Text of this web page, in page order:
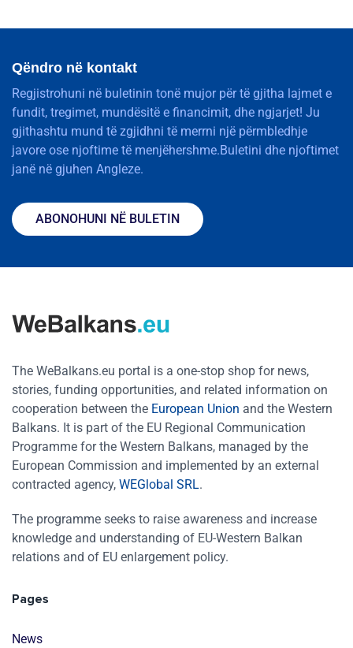
Qëndro në kontakt
Regjistrohuni në buletinin tonë mujor për të gjitha lajmet e
fundit, tregimet, mundësitë e financimit, dhe ngjarjet! Ju
gjithashtu mund të zgjidhni të merrni një përmbledhje
javore ose njoftime të menjëhershme.Buletini dhe njoftimet
janë në gjuhen Angleze.
ABONOHUNI NË BULETIN
The WeBalkans.eu portal is a one-stop shop for news,
stories, funding opportunities, and related information on
cooperation between the European Union and the Western
Balkans. It is part of the EU Regional Communication
Programme for the Western Balkans, managed by the
European Commission and implemented by an external
contracted agency, WEGlobal SRL.
The programme seeks to raise awareness and increase
knowledge and understanding of EU-Western Balkan
relations and of EU enlargement policy.
Pages
News